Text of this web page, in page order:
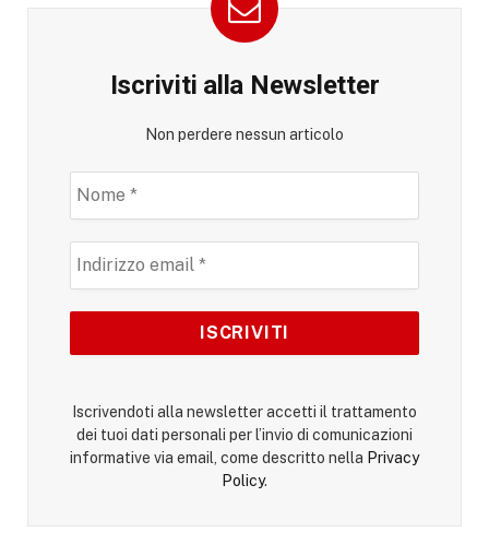
Iscriviti alla Newsletter
Non perdere nessun articolo
Iscrivendoti alla newsletter accetti il trattamento
dei tuoi dati personali per l’invio di comunicazioni
informative via email, come descritto nella Privacy
Policy.